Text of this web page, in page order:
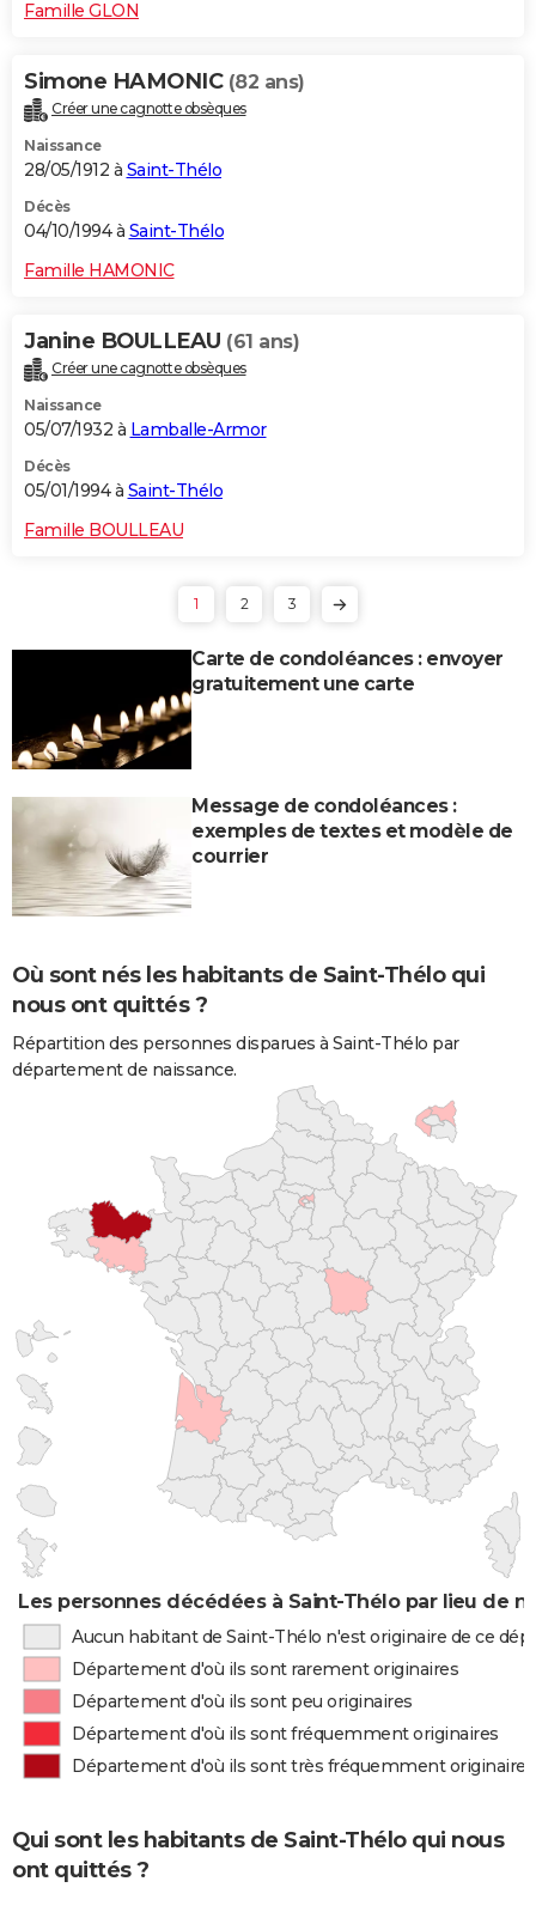
Famille GLON
Simone HAMONIC (82 ans)
Créer une cagnotte obsèques
Naissance
28/05/1912 à Saint-Thélo
Décès
04/10/1994 à Saint-Thélo
Famille HAMONIC
Janine BOULLEAU (61 ans)
Créer une cagnotte obsèques
Naissance
05/07/1932 à Lamballe-Armor
Décès
05/01/1994 à Saint-Thélo
Famille BOULLEAU
1 2 3
Carte de condoléances : envoyer
gratuitement une carte
Message de condoléances :
exemples de textes et modèle de
courrier
Où sont nés les habitants de Saint-Thélo qui
nous ont quittés ?
Répartition des personnes disparues à Saint-Thélo par
département de naissance.
Les personnes décédées à Saint-Thélo par lieu de
Aucun habitant de Saint-Thélo n'est originaire de ce
Département d'où ils sont rarement originaires
Département d'où ils sont peu originaires
Département d'où ils sont fréquemment originaires
Département d'où ils sont très fréquemment originaires
Qui sont les habitants de Saint-Thélo qui nous
ont quittés ?